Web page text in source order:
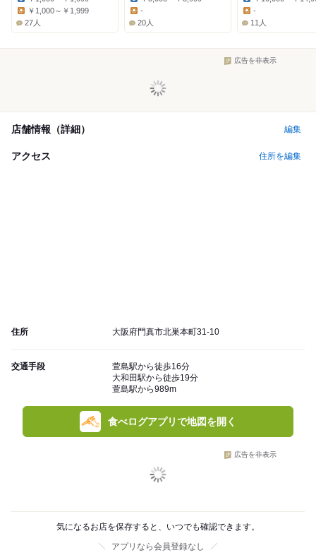
Dinner:
Lunch:
￥1,000～￥1,999
27人
Dinner:
Lunch:
-
20人
Dinner:
Lunch:
-
11人
広告を非表示
店舗情報（詳細） 編集
アクセス 住所を編集
住所 大阪府門真市北巣本町31-10
交通手段
萱島駅から徒歩16分
大和田駅から徒歩19分
萱島駅から989m
食べログアプリで地図を開く
広告を非表示
気になるお店を保存すると、いつでも確認できます。
アプリなら会員登録なし